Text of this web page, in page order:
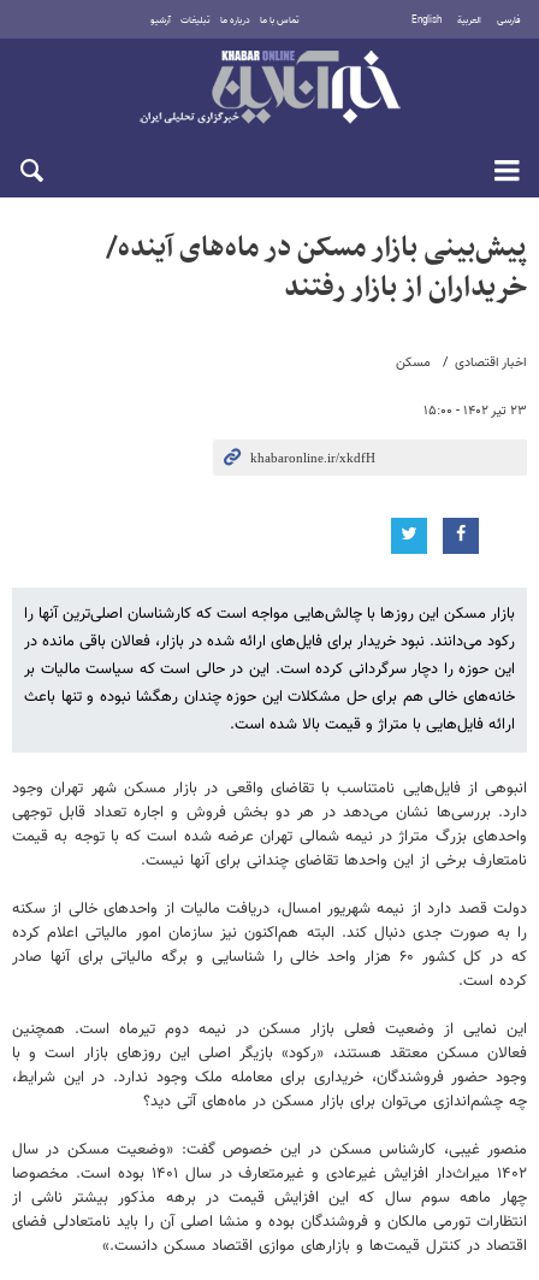
فارسی العربية English تماس با ما درباره ما تبلیغات آرشیو
یکشنبه ۱۸ مرداد ۱۴۰۵
اخبار اقتصادی مسکن
۲۳ تیر ۱۴۰۲ - ۱۵:۰۰
پیش‌بینی بازار مسکن در ماه‌های آینده/
خریداران از بازار رفتند
بازار مسکن این روزها با چالش‌هایی مواجه است که کارشناسان اصلی‌ترین آنها را
رکود می‌دانند. نبود خریدار برای فایل‌های ارائه شده در بازار، فعالان باقی مانده در
این حوزه را دچار سرگردانی کرده است. این در حالی است که سیاست مالیات بر
خانه‌های خالی هم برای حل مشکلات این حوزه چندان رهگشا نبوده و تنها باعث
ارائه فایل‌هایی با متراژ و قیمت بالا شده است.
انبوهی از فایل‌هایی نامتناسب با تقاضای واقعی در بازار مسکن شهر تهران وجود
دارد. بررسی‌ها نشان می‌دهد در هر دو بخش فروش و اجاره تعداد قابل توجهی
واحدهای بزرگ متراژ در نیمه شمالی تهران عرضه شده است که با توجه به قیمت
نامتعارف برخی از این واحدها تقاضای چندانی برای آنها نیست.
دولت قصد دارد از نیمه شهریور امسال، دریافت مالیات از واحدهای خالی از سکنه
را به صورت جدی دنبال کند. البته هم‌اکنون نیز سازمان امور مالیاتی اعلام کرده
که در کل کشور ۶۰ هزار واحد خالی را شناسایی و برگه مالیاتی برای آنها صادر
کرده است.
این نمایی از وضعیت فعلی بازار مسکن در نیمه دوم تیرماه است. همچنین
فعالان مسکن معتقد هستند، «رکود» بازیگر اصلی این روزهای بازار است و با
وجود حضور فروشندگان، خریداری برای معامله ملک وجود ندارد. در این شرایط،
چه چشم‌اندازی می‌توان برای بازار مسکن در ماه‌های آتی دید؟
منصور غیبی، کارشناس مسکن در این خصوص گفت: «وضعیت مسکن در سال
۱۴۰۲ میراث‌دار افزایش غیرعادی و غیرمتعارف در سال ۱۴۰۱ بوده است. مخصوصا
چهار ماهه سوم سال که این افزایش قیمت در برهه مذکور بیشتر ناشی از
انتظارات تورمی مالکان و فروشندگان بوده و منشا اصلی آن را باید نامتعادلی فضای
اقتصاد در کنترل قیمت‌ها و بازارهای موازی اقتصاد مسکن دانست.»